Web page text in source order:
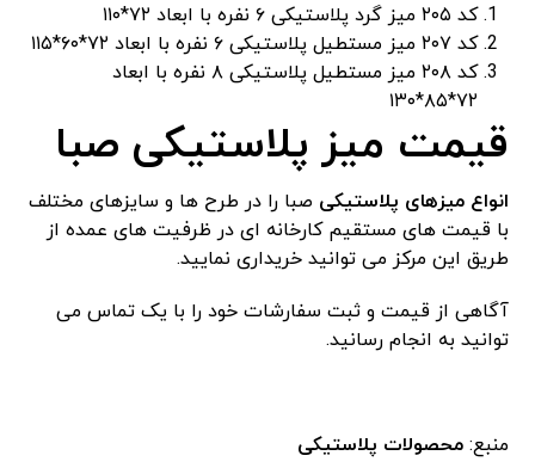
کد ۲۰۵ میز گرد پلاستیکی ۶ نفره با ابعاد ۷۲*۱۱۰
کد ۲۰۷ میز مستطیل پلاستیکی ۶ نفره با ابعاد ۷۲*۶۰*۱۱۵
کد ۲۰۸ میز مستطیل پلاستیکی ۸ نفره با ابعاد
۷۲*۸۵*۱۳۰
قیمت میز پلاستیکی صبا
انواع میزهای پلاستیکی صبا را در طرح ها و سایزهای مختلف
با قیمت های مستقیم کارخانه ای در ظرفیت های عمده از
طریق این مرکز می توانید خریداری نمایید.
آگاهی از قیمت و ثبت سفارشات خود را با یک تماس می
توانید به انجام رسانید.
منبع:محصولات پلاستیکی